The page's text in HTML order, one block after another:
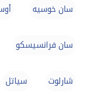
سان خوسيه
سان فرانسيسكو
شارلوت سياتل